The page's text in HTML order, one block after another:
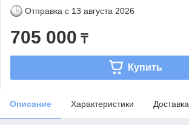
Отправка с 13 августа 2026
705 000 ₸
Купить
Описание Характеристики Доставка